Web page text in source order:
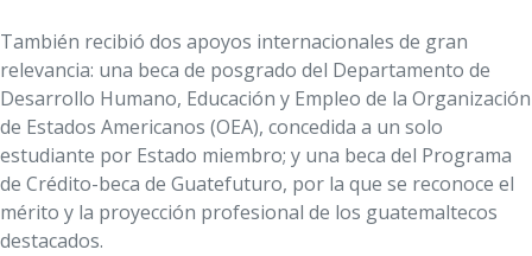
También recibió dos apoyos internacionales de gran
relevancia: una beca de posgrado del Departamento de
Desarrollo Humano, Educación y Empleo de la Organización
de Estados Americanos (OEA), concedida a un solo
estudiante por Estado miembro; y una beca del Programa
de Crédito-beca de Guatefuturo, por la que se reconoce el
mérito y la proyección profesional de los guatemaltecos
destacados.